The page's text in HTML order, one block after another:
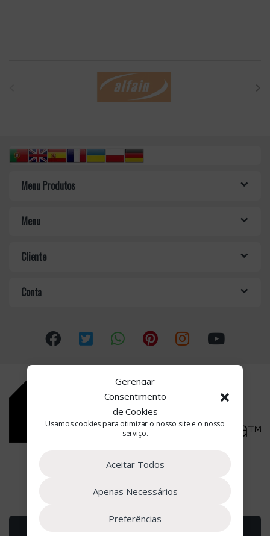
Gerenciar
Consentimento
de Cookies
Usamos cookies para otimizar o nosso site e o nosso
serviço.
Aceitar Todos
Apenas Necessários
Preferências
Menu Produtos
Menu
Cliente
Conta
Estamos à Sua Disposição